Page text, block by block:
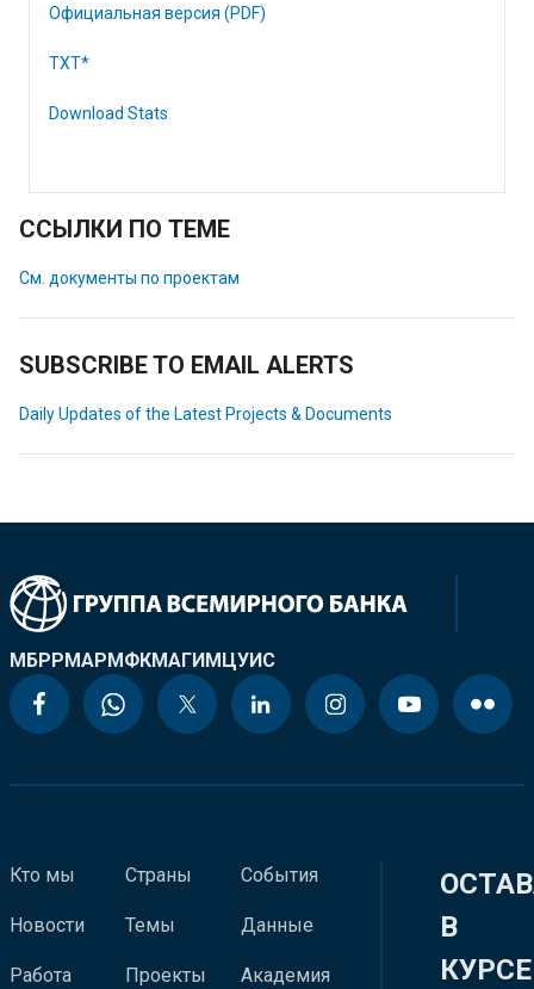
Официальная версия (PDF)
TXT*
Download Stats
ССЫЛКИ ПО ТЕМЕ
См. документы по проектам
SUBSCRIBE TO EMAIL ALERTS
Daily Updates of the Latest Projects & Documents
МБРРМАРМФКМАГИМЦУИС
Кто мы
Новости
Работа
Страны
Темы
Проекты
События
Данные
Академия
В
КУРСЕ